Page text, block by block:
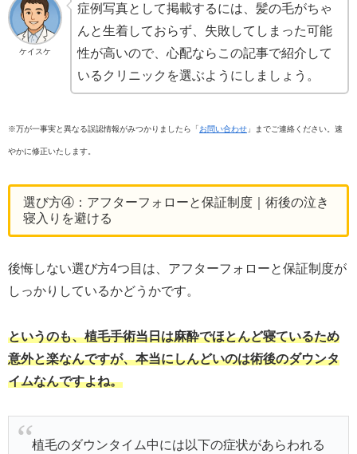
ケイスケ
症例写真として掲載するには、髪の毛がちゃ
んと生着しておらず、失敗してしまった可能
性が高いので、心配ならこの記事で紹介して
いるクリニックを選ぶようにしましょう。
※万が一事実と異なる誤認情報がみつかりましたら「 お問い合わせ 」までご連絡ください。速
やかに修正いたします。
選び方④：アフターフォローと保証制度｜術後の泣き
寝入りを避ける
後悔しない選び方4つ目は、アフターフォローと保証制度が
しっかりしているかどうかです。
というのも、植毛手術当日は麻酔でほとんど寝ているため
意外と楽なんですが、本当にしんどいのは術後のダウンタ
イムなんですよね。
植毛のダウンタイム中には以下の症状があらわれる